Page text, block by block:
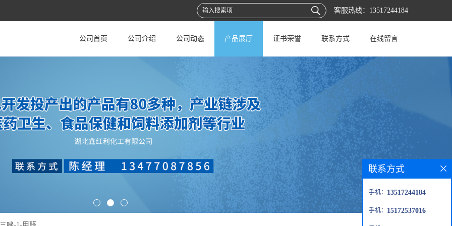
客服热线： 13517244184
公司首页 公司介绍 公司动态 产品展厅 证书荣誉 联系方式 在线留言
联系方式
手机： 13517244184
手机： 15172537016